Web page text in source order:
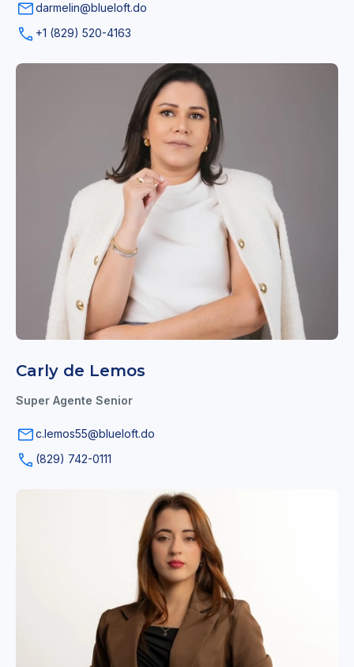
darmelin@blueloft.do
+1 (829) 520-4163
Carly de Lemos
Super Agente Senior
c.lemos55@blueloft.do
(829) 742-0111